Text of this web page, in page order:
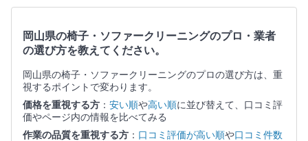
岡山県の椅子・ソファークリーニングのプロ・業者
の選び方を教えてください。
岡山県の椅子・ソファークリーニングのプロの選び方は、重
視するポイントで変わります。
価格を重視する方 ： 安い順や高い順に並び替えて、口コミ評
価やページ内の情報を比べてみる
作業の品質を重視する方 ： 口コミ評価が高い順や口コミ件数